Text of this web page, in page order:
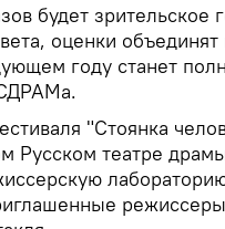
будет зрительское
оценки
году станет
"Стоянка
Русском театре